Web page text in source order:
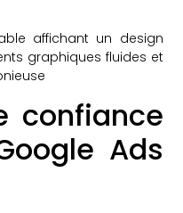
confiance
Ads